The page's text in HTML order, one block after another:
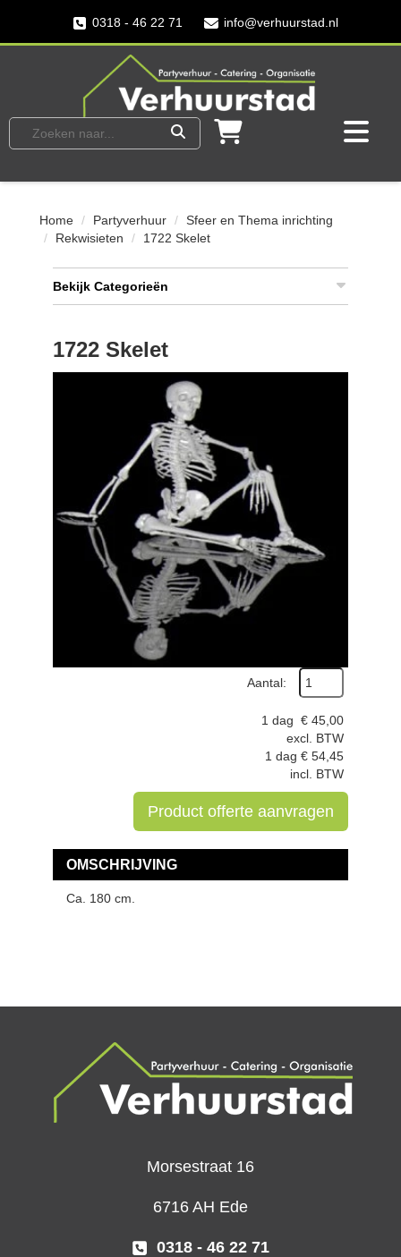
0318 - 46 22 71 info@verhuurstad.nl
Home Partyverhuur
Sfeer en Thema inrichting
Rekwisieten
1722 Skelet
Bekijk Categorieën
1722 Skelet
Aantal:
1 dag € 45,00
excl. BTW
1 dag € 54,45
incl. BTW
Product offerte aanvragen
OMSCHRIJVING
Ca. 180 cm.
Morsestraat 16
6716 AH Ede
0318 - 46 22 71